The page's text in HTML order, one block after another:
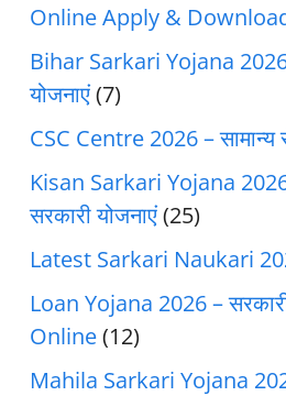
Online Apply &
Bihar Sarkari Yojana 2026
योजनाएं(7)
CSC Centre 2026 – सामान्य
Kisan Sarkari Yojana
सरकारी योजनाएं(25)
Latest Sarkari Naukari
Loan Yojana 2026 –
Online(12)
Mahila Sarkari Yojana